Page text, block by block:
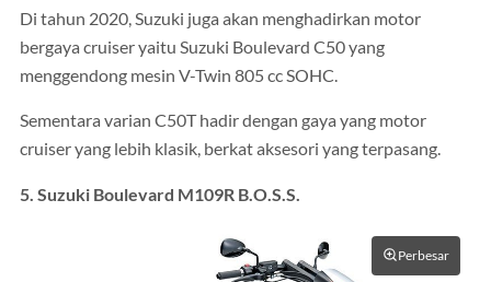
Di tahun 2020, Suzuki juga akan menghadirkan motor
bergaya cruiser yaitu Suzuki Boulevard C50 yang
menggendong mesin V-Twin 805 cc SOHC.
Sementara varian C50T hadir dengan gaya yang motor
cruiser yang lebih klasik, berkat aksesori yang terpasang.
5. Suzuki Boulevard M109R B.O.S.S.
Perbesar